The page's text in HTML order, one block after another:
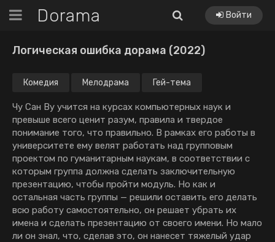
Dorama Войти
Логическая ошибка дорама (2022)
Комедия Мелодрама Гей-тема
Чу Сан Ву учится на курсах компьютерных наук и
превыше всего ценит разум, правила и твердое
понимание того, что правильно. В рамках его работы в
университете ему велят работать над групповым
проектом по гуманитарным наукам, в соответствии с
которым группа должна сделать заключительную
презентацию, чтобы пройти модуль. Но как и
остальная часть группы — решили оставить его делать
всю работу самостоятельно, он решает убрать их
имена и сделать презентацию от своего имени. Но мало
ли он знал, что, сделав это, он нанесет тяжелый удар